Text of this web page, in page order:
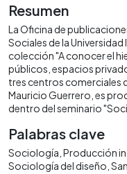
Resumen
La Oficina de
Sociales de la
colección "A conocer el
públicos, espacios
tres centros comerciales
Mauricio Guerrero, es
dentro del seminario
Palabras clave
Sociología Producción
Sociología del diseño